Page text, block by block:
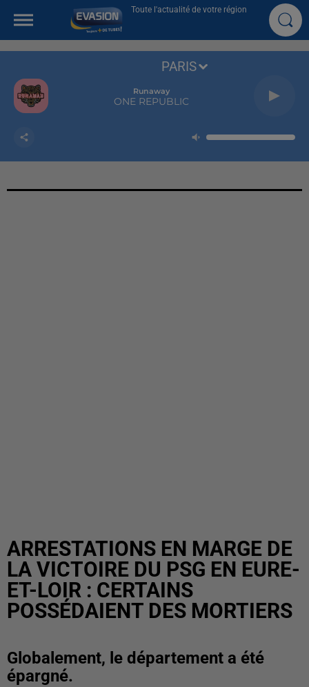
Toute l'actualité de votre région
Runaway
ONE REPUBLIC
PARIS
ARRESTATIONS EN MARGE DE
LA VICTOIRE DU PSG EN EURE-
ET-LOIR : CERTAINS
POSSÉDAIENT DES MORTIERS
Globalement, le département a été
épargné.